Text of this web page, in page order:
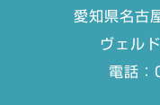
愛知県名古
ヴェル
電話